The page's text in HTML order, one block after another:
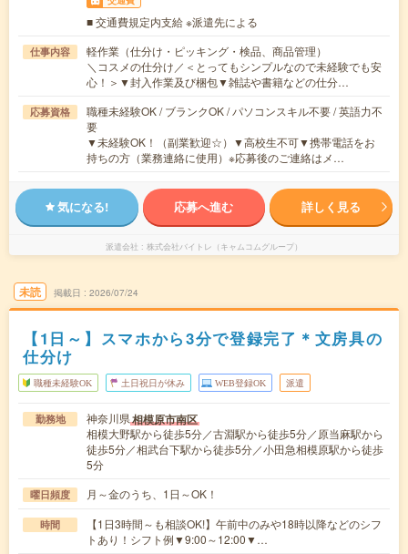
■ 交通費規定内支給 ※派遣先による
仕事内容
軽作業（仕分け・ピッキング・検品、商品管理）
＼コスメの仕分け／＜とってもシンプルなので未経験でも安
心！＞▼封入作業及び梱包▼雑誌や書籍などの仕分…
応募資格
職種未経験OK / ブランクOK / パソコンスキル不要 / 英語力不
要
▼未経験OK！（副業歓迎☆）▼高校生不可▼携帯電話をお
持ちの方（業務連絡に使用）※応募後のご連絡はメ…
気になる! 応募へ進む 詳しく見る
派遣会社 株式会社バイトレ（キャムコムグループ）
未読 掲載日 2026/07/24
【1日～】スマホから3分で登録完了＊文房具の
仕分け
職種未経験OK 土日祝日が休み WEB登録OK 派遣
勤務地 神奈川県相模原市南区
相模大野駅から徒歩5分／古淵駅から徒歩5分／原当麻駅から
徒歩5分／相武台下駅から徒歩5分／小田急相模原駅から徒歩
5分
曜日頻度 月～金のうち、1日～OK！
時間
【1日3時間～も相談OK!】午前中のみや18時以降などのシフ
トあり！シフト例▼9:00～12:00▼…